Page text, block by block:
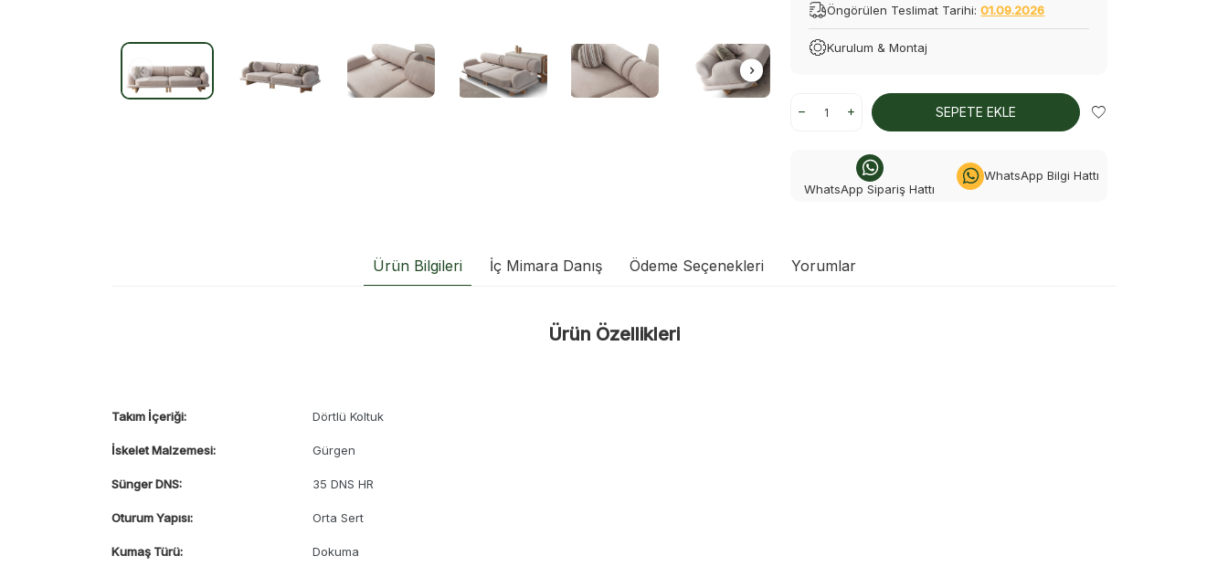
Öngörülen Teslimat Tarihi:01.09.2026
Kurulum & Montaj
SEPETE EKLE
WhatsApp Sipariş Hattı
WhatsApp Bilgi Hattı
Ürün Bilgileri İç Mimara Danış Ödeme Seçenekleri Yorumlar
Ürün Özellikleri
Takım İçeriği: Dörtlü Koltuk
İskelet Malzemesi: Gürgen
Sünger DNS: 35 DNS HR
Oturum Yapısı: Orta Sert
Kumaş Türü: Dokuma